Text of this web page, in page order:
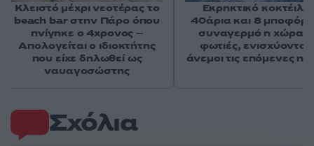
Σχόλια
Κλειστό μέχρι νεοτέρας το
beach bar στην Πάρο όπου
πνίγηκε ο 4χρονος –
Απολογείται ο ιδιοκτήτης
που είχε δηλωθεί ως
ναυαγοσώστης
Εκρηκτικό κοκτέιλ
40άρια και 8 μποφόρ
συναγερμό η χώρα
φωτιές, ενισχύονται
άνεμοι τις επόμενες